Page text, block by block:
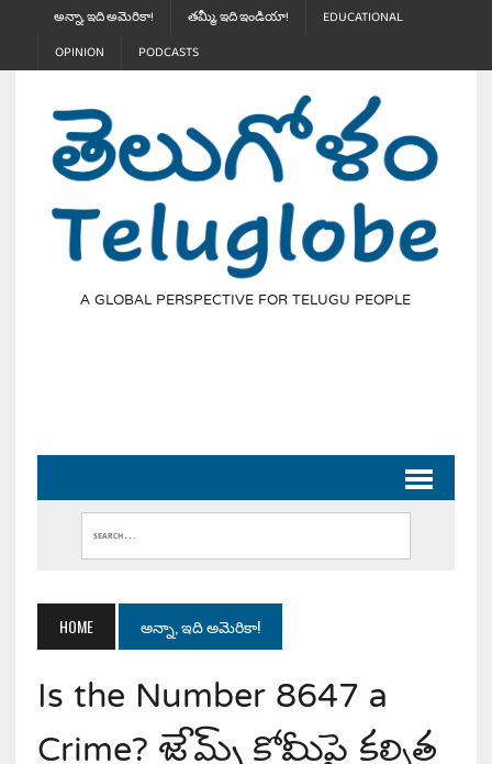
అన్నా, ఇది అమెరికా! తమ్మీ, ఇది ఇండియా!
EDUCATIONAL
OPINION
PODCASTS
A GLOBAL PERSPECTIVE FOR TELUGU PEOPLE
HOME అన్నా, ఇది అమెరికా!
Is the Number 8647 a